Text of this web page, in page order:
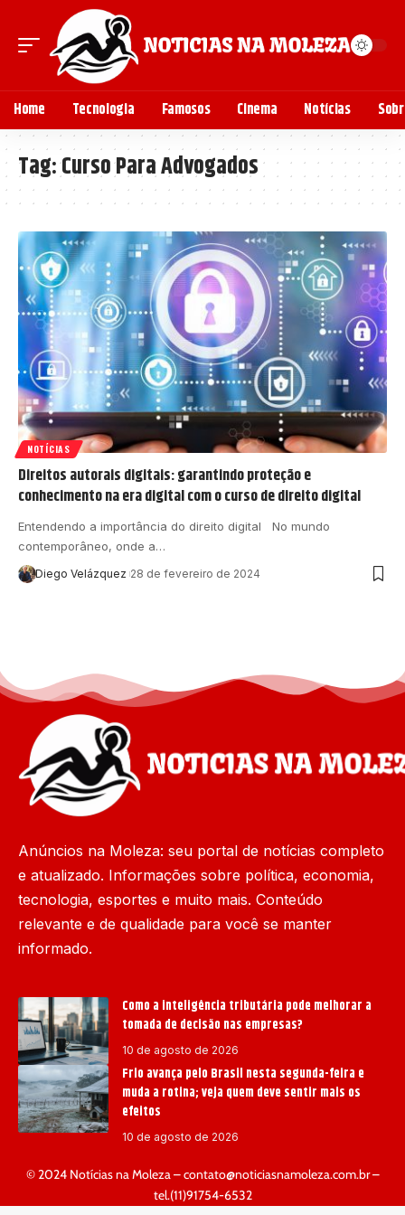
Home Tecnologia Famosos Cinema Notícias
Tag:Curso Para Advogados
NOTÍCIAS
Direitos autorais digitais: garantindo proteção e
conhecimento na era digital com o curso de direito digital
Entendendo a importância do direito digital No mundo
contemporâneo, onde a…
Diego Velázquez 28 de fevereiro de 2024
Anúncios na Moleza: seu portal de notícias completo
e atualizado. Informações sobre política, economia,
tecnologia, esportes e muito mais. Conteúdo
relevante e de qualidade para você se manter
informado.
Como a inteligência tributária pode melhorar a
tomada de decisão nas empresas?
10 de agosto de 2026
Frio avança pelo Brasil nesta segunda-feira e
muda a rotina; veja quem deve sentir mais os
efeitos
10 de agosto de 2026
© 2024 Notícias na Moleza –contato@noticiasnamoleza.com.br–
tel.(11)91754-6532